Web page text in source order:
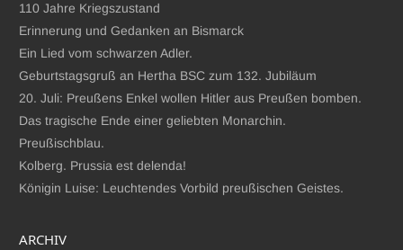
110 Jahre Kriegszustand
Erinnerung und Gedanken an Bismarck
Ein Lied vom schwarzen Adler.
Geburtstagsgruß an Hertha BSC zum 132. Jubiläum
20. Juli: Preußens Enkel wollen Hitler aus Preußen bomben.
Das tragische Ende einer geliebten Monarchin.
Preußischblau.
Kolberg. Prussia est delenda!
Königin Luise: Leuchtendes Vorbild preußischen Geistes.
ARCHIV